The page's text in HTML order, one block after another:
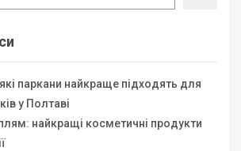
паркани найкраще підходять для
у Полтаві
найкращі косметичні продукти